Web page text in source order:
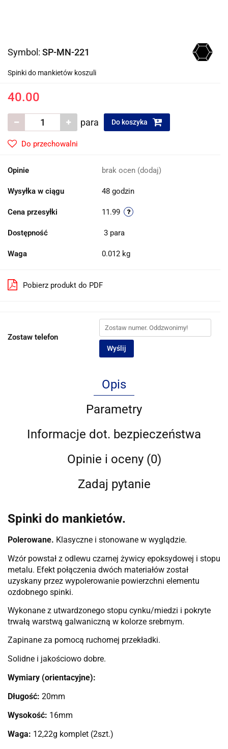
Symbol: SP-MN-221
Spinki do mankietów koszuli
40.00
para Do koszyka
Do przechowalni
Opinie brak ocen (dodaj)
Wysyłka w ciągu 48 godzin
Cena przesyłki 11.99
Dostępność 3 para
Waga 0.012 kg
Pobierz produkt do PDF
Zostaw telefon
Wyślij
Opis
Parametry
Informacje dot. bezpieczeństwa
Opinie i oceny (0)
Zadaj pytanie
Spinki do mankietów.
Polerowane. Klasyczne i stonowane w wyglądzie.
Wzór powstał z odlewu czarnej żywicy epoksydowej i stopu
metalu. Efekt połączenia dwóch materiałów został
uzyskany przez wypolerowanie powierzchni elementu
ozdobnego spinki.
Wykonane z utwardzonego stopu cynku/miedzi i pokryte
trwałą warstwą galwaniczną w kolorze srebrnym.
Zapinane za pomocą ruchomej przekładki.
Solidne i jakościowo dobre.
Wymiary (orientacyjne):
Długość: 20mm
Wysokość: 16mm
Waga: 12,22g komplet (2szt.)